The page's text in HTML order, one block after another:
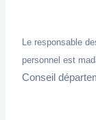
Le responsable
personnel est
Conseil